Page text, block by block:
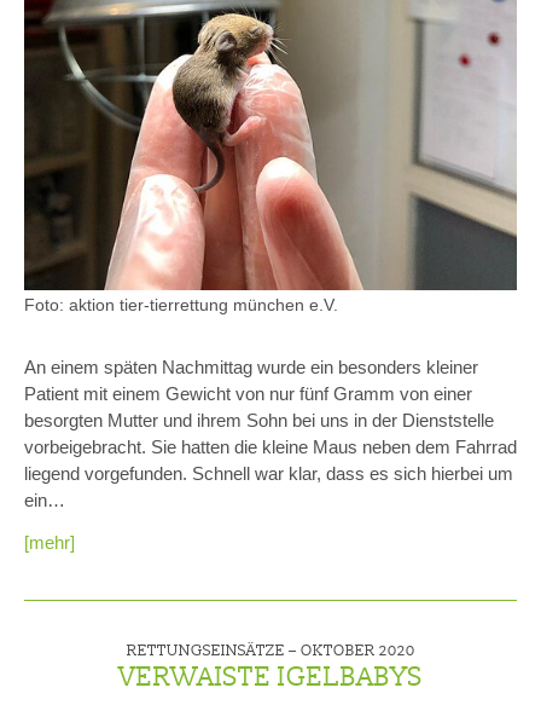
Foto: aktion tier-tierrettung münchen e.V.
An einem späten Nachmittag wurde ein besonders kleiner
Patient mit einem Gewicht von nur fünf Gramm von einer
besorgten Mutter und ihrem Sohn bei uns in der Dienststelle
vorbeigebracht. Sie hatten die kleine Maus neben dem Fahrrad
liegend vorgefunden. Schnell war klar, dass es sich hierbei um
ein…
[mehr]
RETTUNGSEINSÄTZE – OKTOBER 2020
VERWAISTE IGELBABYS